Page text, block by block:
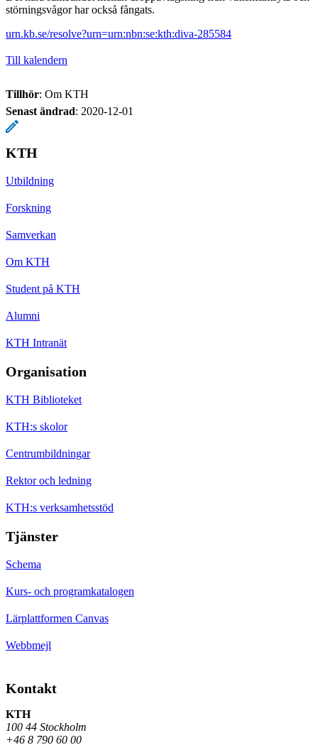
störningsvågor har också fångats.
urn.kb.se/resolve?urn=urn:nbn:se:kth:diva-285584
Till kalendern
Tillhör: Om KTH
Senast ändrad: 2020-12-01
KTH
Utbildning
Forskning
Samverkan
Om KTH
Student på KTH
Alumni
KTH Intranät
Organisation
KTH Biblioteket
KTH:s skolor
Centrumbildningar
Rektor och ledning
KTH:s verksamhetsstöd
Tjänster
Schema
Kurs- och programkatalogen
Lärplattformen Canvas
Webbmejl
Kontakt
KTH
100 44 Stockholm
+46 8 790 60 00